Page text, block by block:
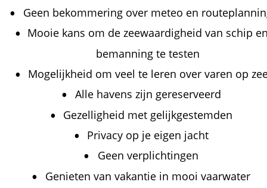
• Geen bekommering over meteo en
• Mooie kans om de zeewaardigheid van schip
bemanning te testen
• Mogelijkheid om veel te leren over varen op
• Alle havens zijn gereserveerd
• Gezelligheid met gelijkgestemden
• Privacy op je eigen jacht
• Geen verplichtingen
• Genieten van vakantie in mooi vaarwater